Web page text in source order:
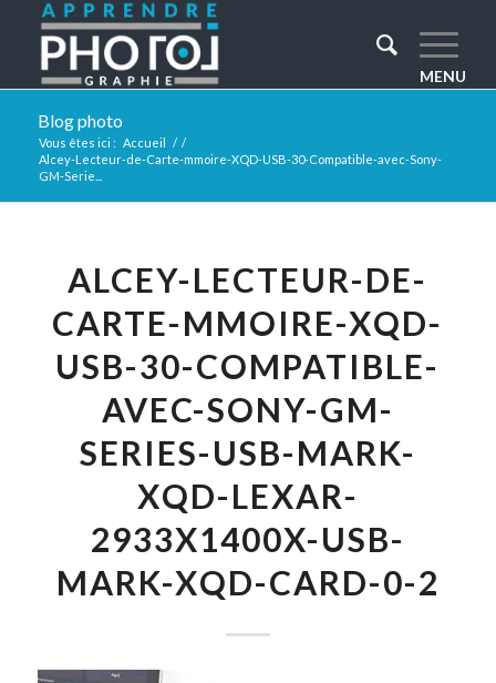
Blog photo
Vous êtes ici : Accueil / /
Alcey-Lecteur-de-Carte-mmoire-XQD-USB-30-Compatible-avec-Sony-
GM-Serie...
ALCEY-LECTEUR-DE-
CARTE-MMOIRE-XQD-
USB-30-COMPATIBLE-
AVEC-SONY-GM-
SERIES-USB-MARK-
XQD-LEXAR-
2933X1400X-USB-
MARK-XQD-CARD-0-2